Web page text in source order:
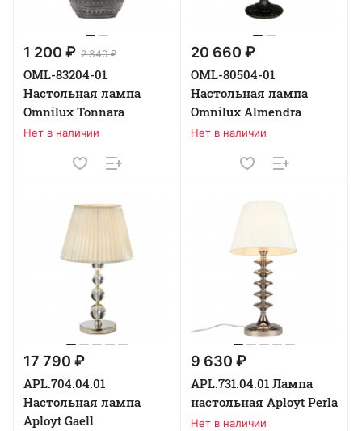
1 200 ₽ 2 340 ₽
OML-83204-01
Настольная лампа
Omnilux Tonnara
Нет в наличии
20 660 ₽
OML-80504-01
Настольная лампа
Omnilux Almendra
Нет в наличии
17 790 ₽
APL.704.04.01
Настольная лампа
Aployt Gaell
9 630 ₽
APL.731.04.01 Лампа
настольная Aployt Perla
Нет в наличии